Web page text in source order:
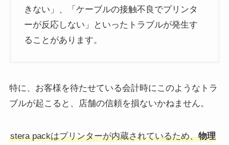
きない」、「ケーブルの接触不良でプリンタ
ーが反応しない」といったトラブルが発生す
ることがあります。
特に、お客様を待たせている会計時にこのようなトラ
ブルが起こると、店舗の信頼を損ないかねません。
stera packはプリンターが内蔵されているため、物理